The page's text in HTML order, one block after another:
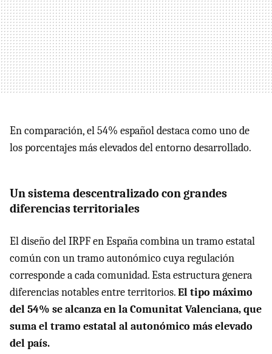
En comparación, el 54% español destaca como uno de
los porcentajes más elevados del entorno desarrollado.
Un sistema descentralizado con grandes
diferencias territoriales
El diseño del IRPF en España combina un tramo estatal
común con un tramo autonómico cuya regulación
corresponde a cada comunidad. Esta estructura genera
diferencias notables entre territorios.El tipo máximo
del 54% se alcanza en la Comunitat Valenciana, que
suma el tramo estatal al autonómico más elevado
del país.